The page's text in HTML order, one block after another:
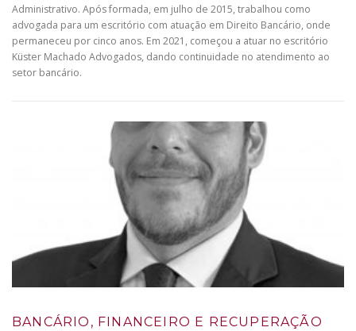
Administrativo. Após formada, em julho de 2015, trabalhou como
advogada para um escritório com atuação em Direito Bancário, onde
permaneceu por cinco anos. Em 2021, começou a atuar no escritório
Küster Machado Advogados, dando continuidade no atendimento ao
setor bancário.
BANCÁRIO, FINANCEIRO E RECUPERAÇÃO